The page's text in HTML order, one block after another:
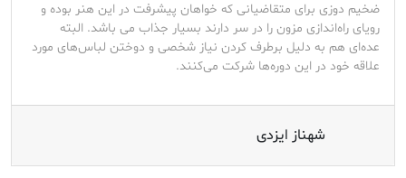
ضخیم دوزی برای متقاضیانی که خواهان پیشرفت در این هنر بوده و
رویای راه‌اندازی مزون را در سر دارند بسیار جذاب می باشد. البته
عده‌ای هم به دلیل برطرف کردن نیاز شخصی و دوختن لباس‌های مورد
علاقه خود در این دوره‌ها شرکت می‌کنند.
شهناز ایزدی